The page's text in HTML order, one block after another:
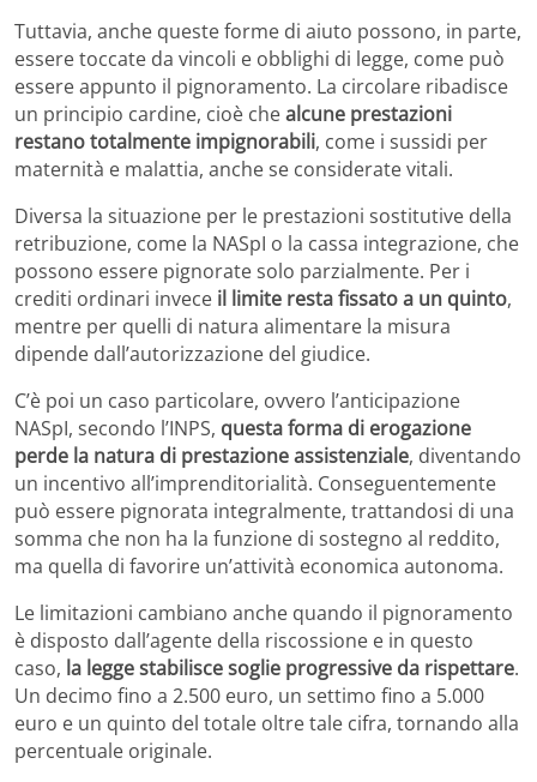
Tuttavia, anche queste forme di aiuto possono, in parte,
essere toccate da vincoli e obblighi di legge, come può
essere appunto il pignoramento. La circolare ribadisce
un principio cardine, cioè chealcune prestazioni
restano totalmente impignorabili, come i sussidi per
maternità e malattia, anche se considerate vitali.
Diversa la situazione per le prestazioni sostitutive della
retribuzione, come la NASpI o la cassa integrazione, che
possono essere pignorate solo parzialmente. Per i
crediti ordinari invece il limite resta fissato a un quinto,
mentre per quelli di natura alimentare la misura
dipende dall’autorizzazione del giudice.
C’è poi un caso particolare, ovvero l’anticipazione
NASpI, secondo l’INPS, questa forma di erogazione
perde la natura di prestazione assistenziale, diventando
un incentivo all’imprenditorialità. Conseguentemente
può essere pignorata integralmente, trattandosi di una
somma che non ha la funzione di sostegno al reddito,
ma quella di favorire un’attività economica autonoma.
Le limitazioni cambiano anche quando il pignoramento
è disposto dall’agente della riscossione e in questo
caso, la legge stabilisce soglie progressive da rispettare.
Un decimo fino a 2.500 euro, un settimo fino a 5.000
euro e un quinto del totale oltre tale cifra, tornando alla
percentuale originale.